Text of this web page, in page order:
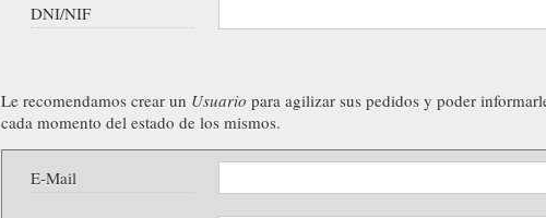
DNI/NIF
Le recomendamos crear un Usuario para agilizar sus pedidos y poder
cada momento del estado de los mismos.
E-Mail